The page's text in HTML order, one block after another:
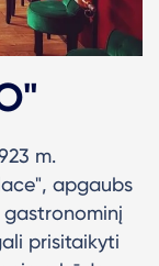
m.
apgaubs
prisitaikyti